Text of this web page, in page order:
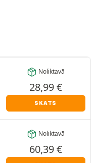
Noliktavā
28,99€
SKATS
Noliktavā
60,39€